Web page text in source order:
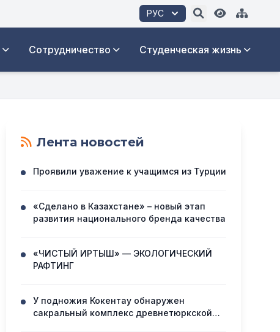
РУС
Сотрудничество Студенческая жизнь
Лента новостей
Проявили уважение к учащимся из Турции
«Сделано в Казахстане» – новый этап
развития национального бренда качества
«ЧИСТЫЙ ИРТЫШ» — ЭКОЛОГИЧЕСКИЙ
РАФТИНГ
У подножия Кокентау обнаружен
сакральный комплекс древнетюркской